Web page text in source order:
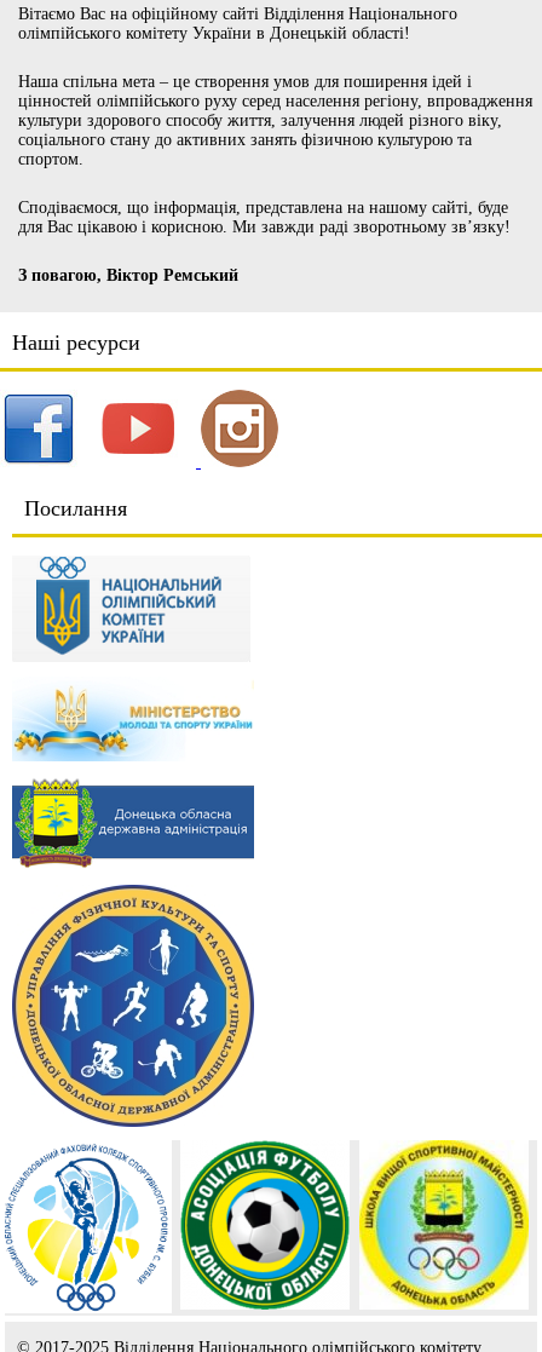
Вітаємо Вас на офіційному сайті Відділення Національного
олімпійського комітету України в Донецькій області!
Наша спільна мета – це створення умов для поширення ідей і
цінностей олімпійського руху серед населення регіону, впровадження
культури здорового способу життя, залучення людей різного віку,
соціального стану до активних занять фізичною культурою та
спортом.
Сподіваємося, що інформація, представлена на нашому сайті, буде
для Вас цікавою і корисною. Ми завжди раді зворотньому зв’язку!
З повагою, Віктор Ремський
Наші ресурси
Посилання
© 2017-2025 Відділення Національного олімпійського комітету